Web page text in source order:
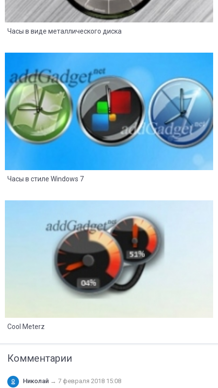
Часы в виде металлического диска
Часы в стиле Windows 7
Cool Meterz
Комментарии
Николай → 7 февраля 2018 15:08